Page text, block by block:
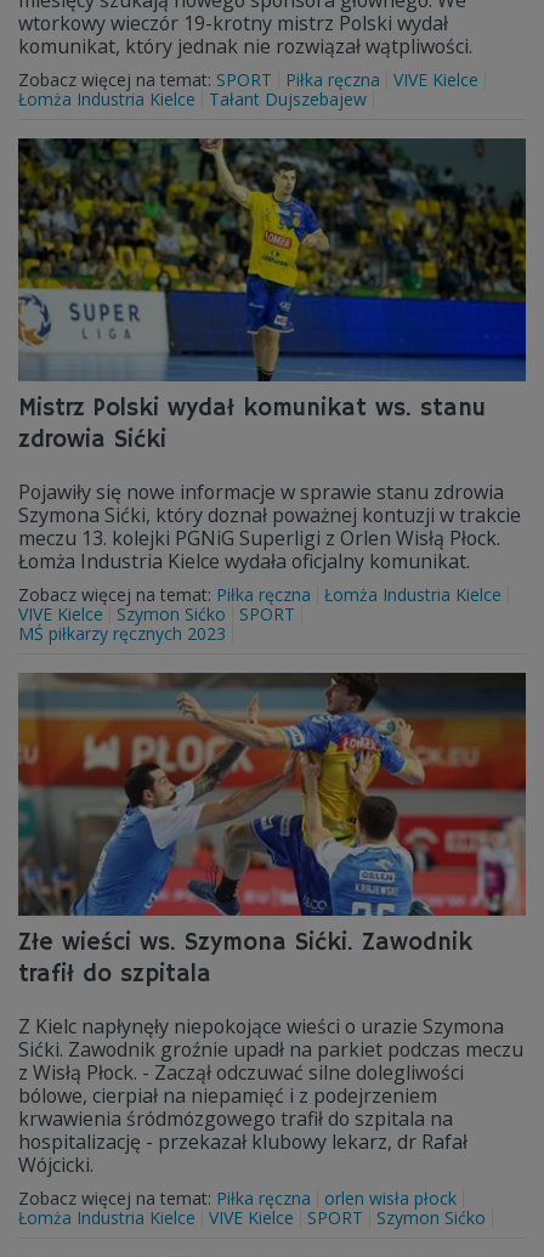
wtorkowy wieczór 19-krotny mistrz Polski wydał
komunikat, który jednak nie rozwiązał wątpliwości.
Zobacz więcej na temat: SPORT Piłka ręczna
VIVE Kielce
Łomża Industria Kielce
Tałant Dujszebajew
Mistrz Polski wydał komunikat ws. stanu
zdrowia Sićki
Pojawiły się nowe informacje w sprawie stanu zdrowia
Szymona Sićki, który doznał poważnej kontuzji w trakcie
meczu 13. kolejki PGNiG Superligi z Orlen Wisłą Płock.
Łomża Industria Kielce wydała oficjalny komunikat.
Zobacz więcej na temat: Piłka ręczna
Łomża Industria Kielce
VIVE Kielce
Szymon Sićko
SPORT
MŚ piłkarzy ręcznych 2023
Złe wieści ws. Szymona Sićki. Zawodnik
trafił do szpitala
Z Kielc napłynęły niepokojące wieści o urazie Szymona
Sićki. Zawodnik groźnie upadł na parkiet podczas meczu
z Wisłą Płock. - Zaczął odczuwać silne dolegliwości
bólowe, cierpiał na niepamięć i z podejrzeniem
krwawienia śródmózgowego trafił do szpitala na
hospitalizację - przekazał klubowy lekarz, dr Rafał
Wójcicki.
Zobacz więcej na temat: Piłka ręczna
orlen wisła płock
Łomża Industria Kielce
VIVE Kielce SPORT Szymon Sićko